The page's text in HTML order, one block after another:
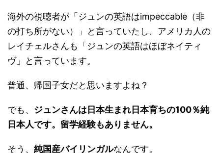
海外の視聴者が「ジュンの英語はimpeccable（非
の打ち所がない）」と言っていたし、アメリカ人の
レイチェルさんも「ジュンの英語はほぼネイティ
ヴ」と言っています。
普通、帰国子女だと思いますよね？
でも、 ジュンさんは日本生まれ日本育ちの100％純
日本人です。留学経験もありません。
そう、 純国産バイリンガルなんです。